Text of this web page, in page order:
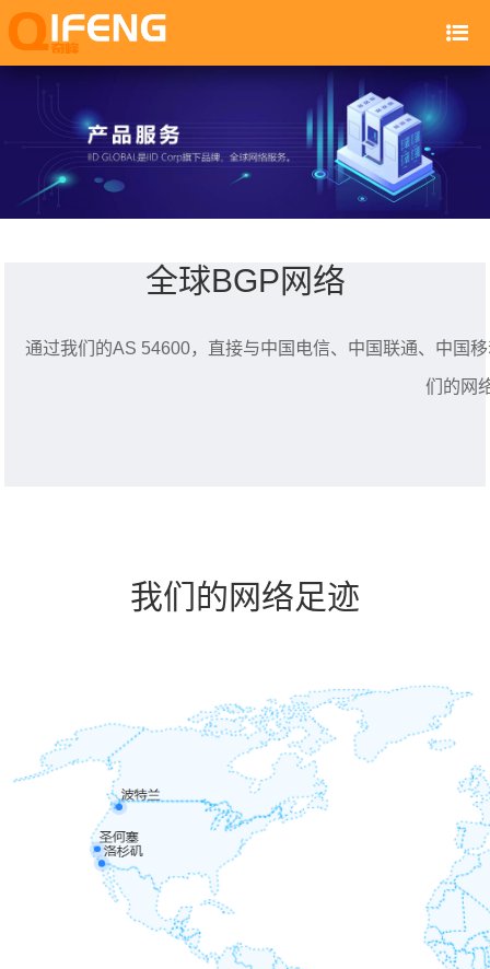
全球BGP网络
通过我们的AS 54600，直接与中国电信、中国联通、中国
们的网
我们的网络足迹